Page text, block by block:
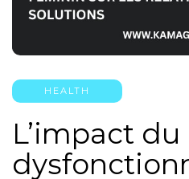
HEALTH
L’impact du